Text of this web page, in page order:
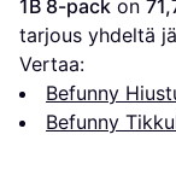
1B 8-pack on
tarjous yhdeltä
Vertaa:
Befunny
Befunny